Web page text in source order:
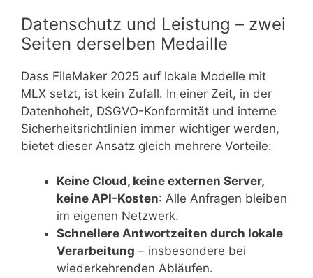
Datenschutz und Leistung – zwei
Seiten derselben Medaille
Dass FileMaker 2025 auf lokale Modelle mit
MLX setzt, ist kein Zufall. In einer Zeit, in der
Datenhoheit, DSGVO-Konformität und interne
Sicherheitsrichtlinien immer wichtiger werden,
bietet dieser Ansatz gleich mehrere Vorteile:
Keine Cloud, keine externen Server,
keine API-Kosten: Alle Anfragen bleiben
im eigenen Netzwerk.
Schnellere Antwortzeiten durch lokale
Verarbeitung – insbesondere bei
wiederkehrenden Abläufen.